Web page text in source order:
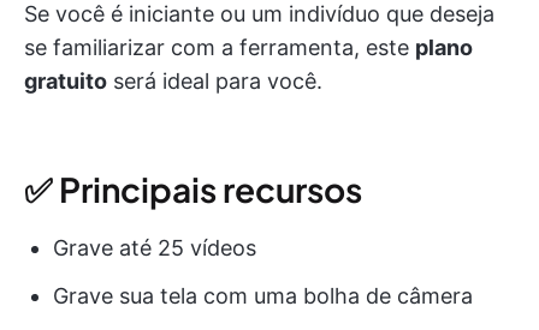
Se você é iniciante ou um indivíduo que deseja
se familiarizar com a ferramenta, este plano
gratuito será ideal para você.
✅ Principais recursos
Grave até 25 vídeos
Grave sua tela com uma bolha de câmera